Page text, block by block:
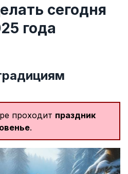
сегодня
года
проходит праздник
.